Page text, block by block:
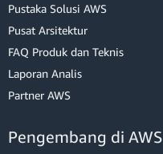
Pustaka Solusi AWS
Pusat Arsitektur
FAQ Produk dan Teknis
Laporan Analis
Partner AWS
Pengembang di AWS